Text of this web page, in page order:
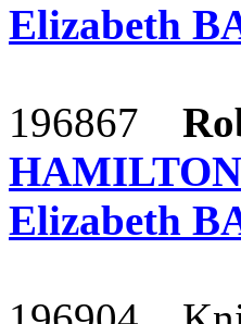
Elizabeth
196867
Elizabeth